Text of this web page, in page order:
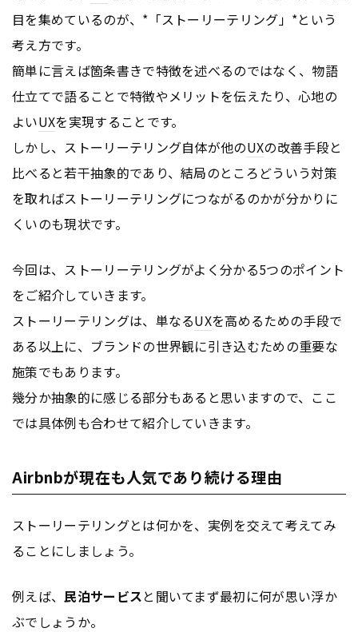
目を集めているのが、*「ストーリーテリング」*という
考え方です。
簡単に言えば箇条書きで特徴を述べるのではなく、物語
仕立てで語ることで特徴やメリットを伝えたり、心地の
よいUXを実現することです。
しかし、ストーリーテリング自体が他のUXの改善手段と
比べると若干抽象的であり、結局のところどういう対策
を取ればストーリーテリングにつながるのかが分かりに
くいのも現状です。
今回は、ストーリーテリングがよく分かる5つのポイント
をご紹介していきます。
ストーリーテリングは、単なるUXを高めるための手段で
ある以上に、ブランドの世界観に引き込むための重要な
施策でもあります。
幾分か抽象的に感じる部分もあると思いますので、ここ
では具体例も合わせて紹介していきます。
Airbnbが現在も人気であり続ける理由
ストーリーテリングとは何かを、実例を交えて考えてみ
ることにしましょう。
例えば、民泊サービスと聞いてまず最初に何が思い浮か
ぶでしょうか。